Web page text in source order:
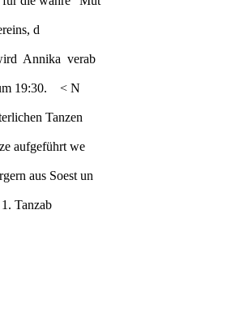
d
Annika verab
um 19:30. < N
Tanzen
aufgeführt we
aus Soest un
Tanzab